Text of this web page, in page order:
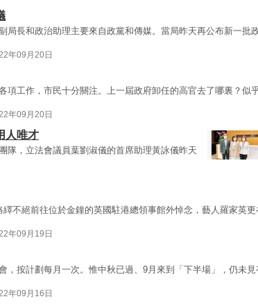
局長和政治助理主要來自政黨和傳媒。當局昨天再公布新一批
年09月20日
項工作，市民十分關注。上一屆政府卸任的高官去了哪裏？似
年09月20日
人唯才
隊，立法會議員葉劉淑儀的首席助理黃詠儀昨天
不絕前往位於金鐘的英國駐港總領事館外悼念，藝人羅家英更
年09月19日
，按計劃每月一次。惟中秋已過、9月來到「下半場」，仍未見
年09月16日